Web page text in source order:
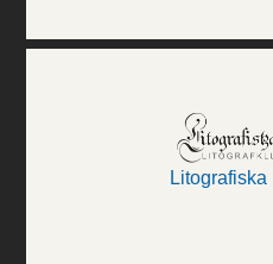
Litografiska